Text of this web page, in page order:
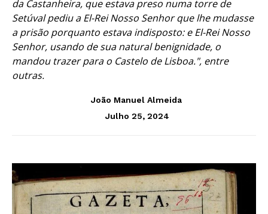
da Castanheira, que estava preso numa torre de
Setúval pediu a El-Rei Nosso Senhor que lhe mudasse
a prisão porquanto estava indisposto: e El-Rei Nosso
Senhor, usando de sua natural benignidade, o
mandou trazer para o Castelo de Lisboa.", entre
outras.
João Manuel Almeida
Julho 25, 2024